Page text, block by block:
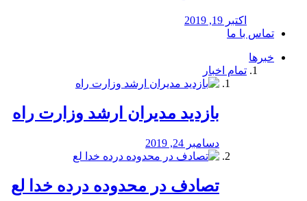
اکتبر 19, 2019
تماس با ما
خبرها
تمام اخبار
بازدید مدیران ارشد وزارت راه
دسامبر 24, 2019
تصادف در محدوده درده خدا لع